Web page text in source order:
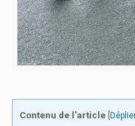
Contenu de l'article